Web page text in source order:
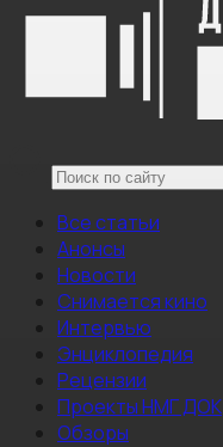
Все статьи
Анонсы
Новости
Снимается кино
Интервью
Энциклопедия
Рецензии
Проекты НМГ ДОК
Обзоры